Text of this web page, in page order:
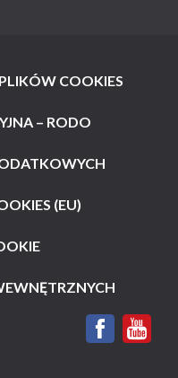
COOKIES
– RODO
(EU)